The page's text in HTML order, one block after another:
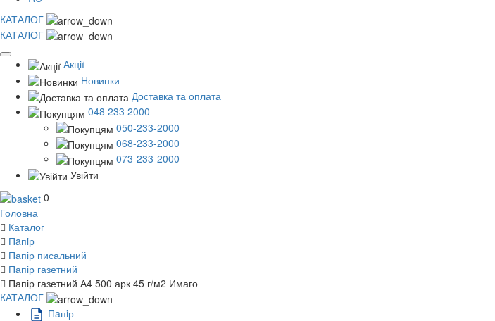
КАТАЛОГ
КАТАЛОГ
Акції
Новинки
Доставка та оплата
048 233 2000
050-233-2000
068-233-2000
073-233-2000
Увійти
0
Головна
Каталог
Пaпiр
Папір писальний
Папір газетний
Папір газетний А4 500 арк 45 г/м2 Имаго
КАТАЛОГ
Пaпiр